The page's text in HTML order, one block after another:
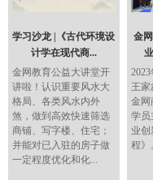
学习沙龙 |《古代环境设
计学在现代商...
金网教育公益大讲堂开
讲啦！认识重要风水大
格局、各类风水内外
煞，做到高效快速筛选
商铺、写字楼、住宅；
并能对已入驻的房子做
一定程度优化和化...
金
2023
王家
金网
学员
业
程》